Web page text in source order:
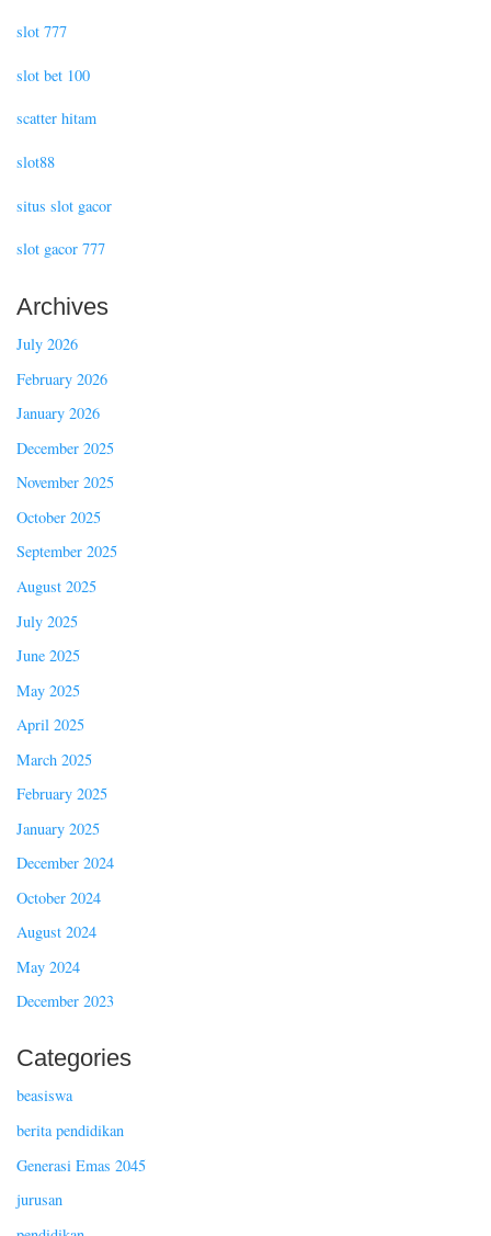
slot 777
slot bet 100
scatter hitam
slot88
situs slot gacor
slot gacor 777
Archives
July 2026
February 2026
January 2026
December 2025
November 2025
October 2025
September 2025
August 2025
July 2025
June 2025
May 2025
April 2025
March 2025
February 2025
January 2025
December 2024
October 2024
August 2024
May 2024
December 2023
Categories
beasiswa
berita pendidikan
Generasi Emas 2045
jurusan